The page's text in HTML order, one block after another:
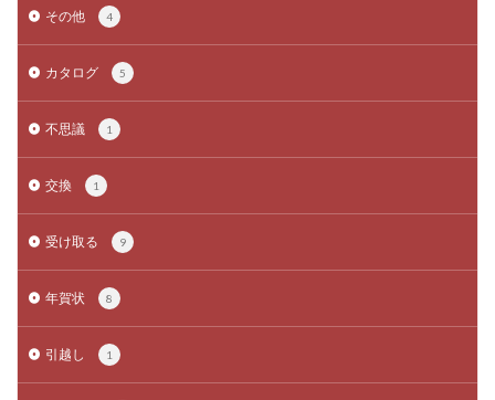
その他 4
カタログ 5
不思議 1
交換 1
受け取る 9
年賀状 8
引越し 1